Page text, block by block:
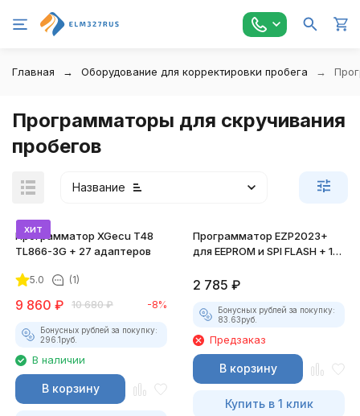
Главная Оборудование для корректировки пробега
Программаторы для скручивания
пробегов
Название
хит
Программатор XGecu T48
TL866-3G + 27 адаптеров
5.0 (1)
9 860 ₽ 10 680 ₽ -8%
Бонусных рублей за покупку:
296.1руб.
В наличии
В корзину
Программатор EZP2023+
для EEPROM и SPI FLASH + 12
2 785 ₽
Бонусных рублей за покупку:
83.63руб.
Предзаказ
В корзину
Купить в 1 клик